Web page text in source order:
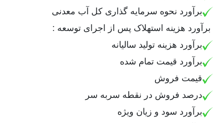
برآورد نحوه سرمایه گذاری کل آب معدنی
برآورد هزینه استهلاک پس از اجرای توسعه :
برآورد هزینه تولید سالیانه
برآورد قیمت تمام شده
قیمت فروش
درصد فروش در نقطه سربه سر
برآورد سود و زیان ویژه